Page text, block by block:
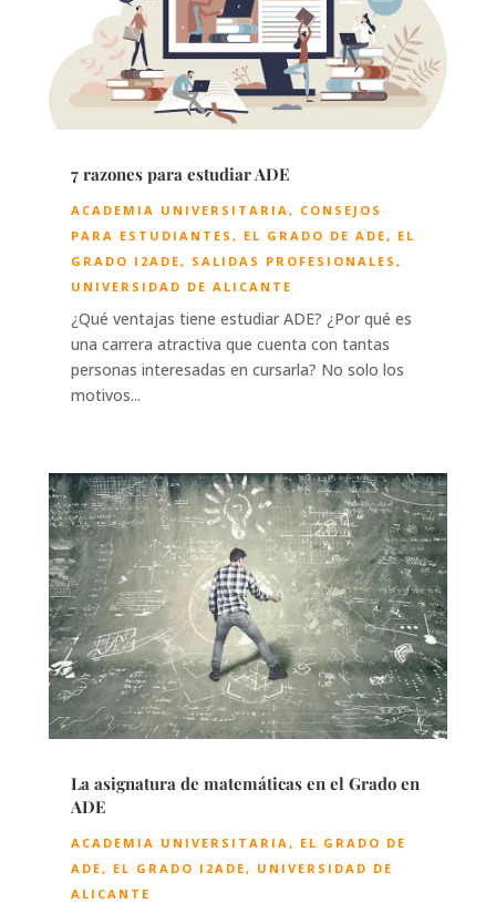
7 razones para estudiar ADE
ACADEMIA UNIVERSITARIA , CONSEJOS
PARA ESTUDIANTES , EL GRADO DE ADE, EL
GRADO I2ADE, SALIDAS PROFESIONALES ,
UNIVERSIDAD DE ALICANTE
¿Qué ventajas tiene estudiar ADE? ¿Por qué es
una carrera atractiva que cuenta con tantas
personas interesadas en cursarla? No solo los
motivos...
La asignatura de matemáticas en el Grado en
ADE
ACADEMIA UNIVERSITARIA , EL GRADO DE
ADE, EL GRADO I2ADE, UNIVERSIDAD DE
ALICANTE